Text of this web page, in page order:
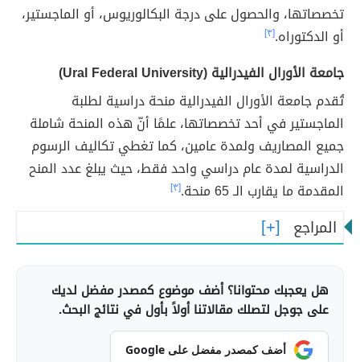
تخصصاتها، والحصول على درجة البكالوريوس، أو الماجستير،
أو الدكتوراه.[٣]
جامعة الأورال الفيدرالية (Ural Federal University)
تُقدم جامعة الأورال الفيدرالية منحة دراسية لطلبة
الماجستير في أحد تخصصاتها، علمًا أنّ هذه المنحة شاملة
جميع المصاريف ولمدة عامين، كما تغطي تكاليف الرسوم
الدراسية لمدة عام دراسي واحد فقط، حيث يبلغ عدد المنح
المقدمة ما يقارب الـ 65 منحة.
[٣]
المراجع
هل يعجبك محتوانا؟ أضف موضوع كمصدر مفضل لديك
على جوجل لتصلك مقالاتنا أولاً بأول في نتائج البحث.
أضف كمصدر مفضل على Google